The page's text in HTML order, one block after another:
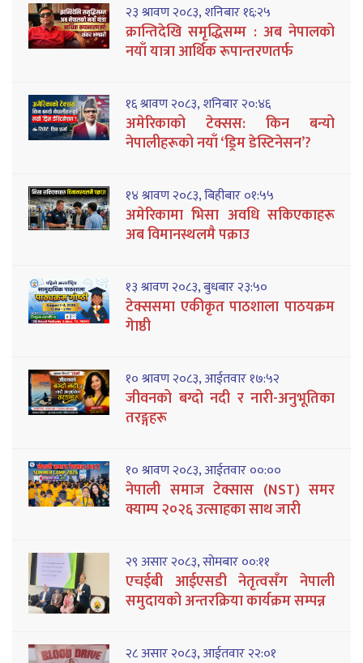
२३ श्रावण २०८३, शनिबार १६:२५
क्रान्तिदेखि समृद्धिसम्म : अब नेपालको
नयाँ यात्रा आर्थिक रूपान्तरणतर्फ
१६ श्रावण २०८३, शनिबार २०:४६
अमेरिकाको टेक्सस: किन बन्यो
नेपालीहरूको नयाँ ‘ड्रिम डेस्टिनेसन’?
१४ श्रावण २०८३, बिहीबार ०१:५५
अमेरिकामा भिसा अवधि सकिएकाहरू
अब विमानस्थलमै पक्राउ
१३ श्रावण २०८३, बुधबार २३:५०
टेक्ससमा एकीकृत पाठशाला पाठयक्रम
गेाष्ठी
१० श्रावण २०८३, आईतवार १७:५२
जीवनको बग्दो नदी र नारी-अनुभूतिका
तरङ्गहरू
१० श्रावण २०८३, आईतवार ००:००
नेपाली समाज टेक्सास (NST) समर
क्याम्प २०२६ उत्साहका साथ जारी
२९ असार २०८३, सोमबार ००:११
एचईबी आईएसडी नेतृत्वसँग नेपाली
समुदायको अन्तरक्रिया कार्यक्रम सम्पन्न
२८ असार २०८३, आईतवार २२:०१